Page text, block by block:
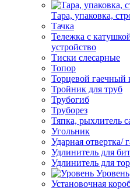
Тара, упаковка,
Тачка
Тележка с
устройство
Тиски слесарные
Топор
Торцевой гаечный
Тройник для труб
Трубогиб
Труборез
Тяпка, рыхлитель
Угольник
Ударная отвертка/
Удлинитель для бит
Удлинитель для
Уровень
Установочная